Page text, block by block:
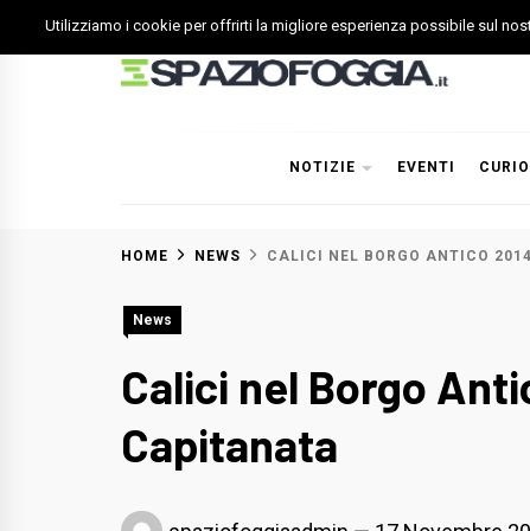
to
NOTIZIE EVENTI
HOME NEWS CALICI NEL BORGO ANTICO
News
Calici nel Borgo
Capitanata
Utilizziamo i cookie per offrirti la migliore esperienza possibile sul